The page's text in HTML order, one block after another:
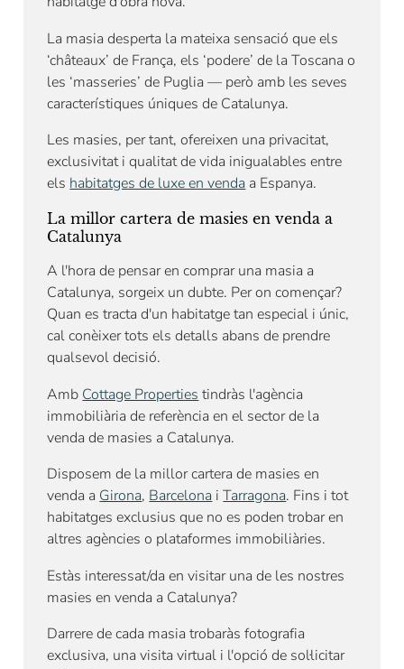
La masia desperta la mateixa sensació que els
‘châteaux’ de França, els ‘podere’ de la Toscana o
les ‘masseries’ de Puglia — però amb les seves
característiques úniques de Catalunya.
Les masies, per tant, ofereixen una privacitat,
exclusivitat i qualitat de vida inigualables entre
els habitatges de luxe en venda a Espanya.
La millor cartera de masies en venda a
Catalunya
A l'hora de pensar en comprar una masia a
Catalunya, sorgeix un dubte. Per on començar?
Quan es tracta d'un habitatge tan especial i únic,
cal conèixer tots els detalls abans de prendre
qualsevol decisió.
Amb Cottage Properties tindràs l'agència
immobiliària de referència en el sector de la
venda de masies a Catalunya.
Disposem de la millor cartera de masies en
venda a Girona, Barcelona iTarragona. Fins i tot
habitatges exclusius que no es poden trobar en
altres agències o plataformes immobiliàries.
Estàs interessat/da en visitar una de les nostres
masies en venda a Catalunya?
Darrere de cada masia trobaràs fotografia
exclusiva, una visita virtual i l'opció de sol·licitar